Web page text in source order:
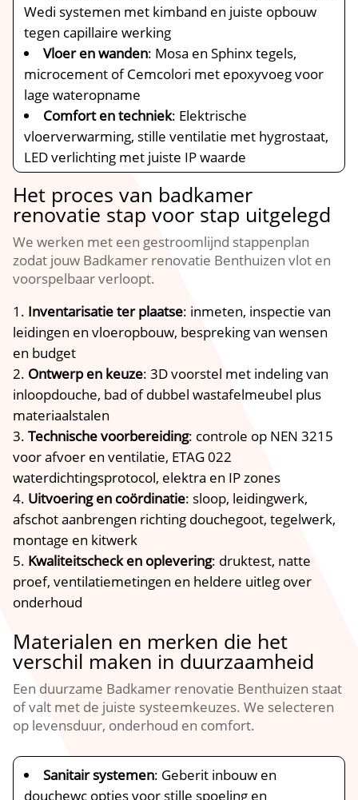
Wedi systemen met kimband en juiste opbouw
tegen capillaire werking
Vloer en wanden: Mosa en Sphinx tegels,
microcement of Cemcolori met epoxyvoeg voor
lage wateropname
Comfort en techniek: Elektrische
vloerverwarming, stille ventilatie met hygrostaat,
LED verlichting met juiste IP waarde
Het proces van badkamer
renovatie stap voor stap uitgelegd
We werken met een gestroomlijnd stappenplan
zodat jouw Badkamer renovatie Benthuizen vlot en
voorspelbaar verloopt.​
Inventarisatie ter plaatse: inmeten, inspectie van
leidingen en vloeropbouw, bespreking van wensen
en budget
Ontwerp en keuze: 3D voorstel met indeling van
inloopdouche, bad of dubbel wastafelmeubel plus
materiaalstalen
Technische voorbereiding: controle op NEN 3215
voor afvoer en ventilatie, ETAG 022
waterdichtingsprotocol, elektra en IP zones
Uitvoering en coördinatie: sloop, leidingwerk,
afschot aanbrengen richting douchegoot, tegelwerk,
montage en kitwerk
Kwaliteitscheck en oplevering: druktest, natte
proef, ventilatiemetingen en heldere uitleg over
onderhoud
Materialen en merken die het
verschil maken in duurzaamheid
Een duurzame Badkamer renovatie Benthuizen staat
of valt met de juiste systeemkeuzes.​ We selecteren
op levensduur, onderhoud en comfort.​
Sanitair systemen: Geberit inbouw en
douchewc opties voor stille spoeling en